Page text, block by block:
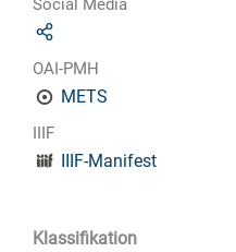
Social Media
OAI-PMH
METS
IIIF
IIIF-Manifest
Klassifikation